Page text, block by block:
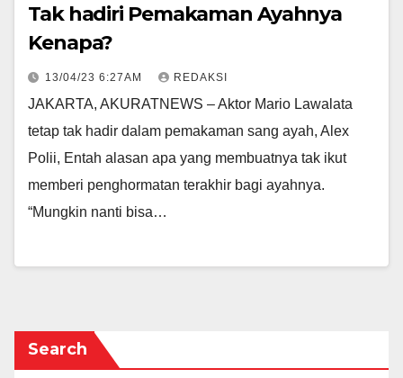
Tak hadiri Pemakaman Ayahnya
Kenapa?
13/04/23 6:27AM REDAKSI
JAKARTA, AKURATNEWS – Aktor Mario Lawalata
tetap tak hadir dalam pemakaman sang ayah, Alex
Polii, Entah alasan apa yang membuatnya tak ikut
memberi penghormatan terakhir bagi ayahnya.
“Mungkin nanti bisa…
Search